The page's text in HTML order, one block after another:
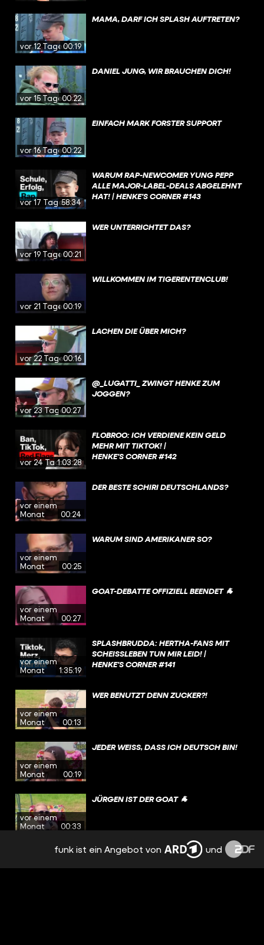
vor 12 Tagen00:19
MAMA, DARF ICH SPLASH AUFTRETEN?
vor 15 Tagen00:22
DANIEL JUNG, WIR BRAUCHEN DICH!
vor 16 Tagen00:22
EINFACH MARK FORSTER SUPPORT
vor 17 Tagen58:34
WARUM RAP-NEWCOMER YUNG PEPP
ALLE MAJOR-LABEL-DEALS ABGELEHNT
HAT! | HENKE'S CORNER #143
vor 19 Tagen00:21
WER UNTERRICHTET DAS?
vor 21 Tagen00:19
WILLKOMMEN IM TIGERENTENCLUB!
vor 22 Tagen00:16
LACHEN DIE ÜBER MICH?
vor 23 Tagen00:27
@_LUGATTI_ ZWINGT HENKE ZUM
JOGGEN?
vor 24 Tagen1:03:28
FLOBROO: ICH VERDIENE KEIN GELD
MEHR MIT TIKTOK! |
HENKE'S CORNER #142
vor einem
Monat
00:24
DER BESTE SCHIRI DEUTSCHLANDS?
vor einem
Monat
00:25
WARUM SIND AMERIKANER SO?
vor einem
Monat
00:27
GOAT-DEBATTE OFFIZIELL BEENDET 🐐
vor einem
Monat
1:35:19
SPLASHBRUDDA: HERTHA-FANS MIT
SCHEISSLEBEN TUN MIR LEID! | H
ENKE'S CORNER #141
vor einem
Monat
00:13
WER BENUTZT DENN ZUCKER?!
vor einem
Monat
00:19
JEDER WEISS, DASS ICH DEUTSCH BIN!
vor einem
Monat
00:33
JÜRGEN IST DER GOAT 🐐
vor einem
HENKE'S CORNER TOGO: ICH WILL NICHT
SO ALT WERDEN! | HENKE'S CORNER #140
funk ist ein Angebot von und